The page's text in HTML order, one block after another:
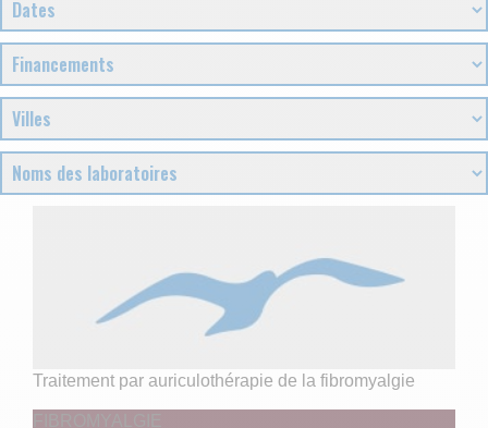
Traitement par auriculothérapie de la fibromyalgie